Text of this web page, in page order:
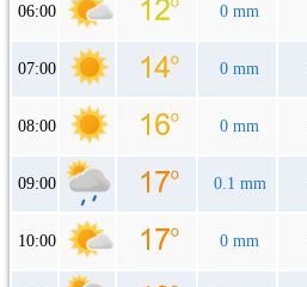
06:00 0 mm
07:00 0 mm
08:00 0 mm
09:00 0.1 mm
10:00 0 mm